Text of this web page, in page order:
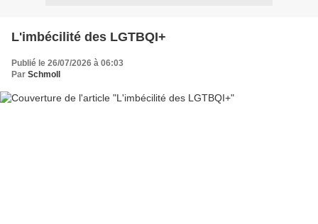
L'imbécilité des LGTBQI+
Publié le 26/07/2026 à 06:03
Par Schmoll